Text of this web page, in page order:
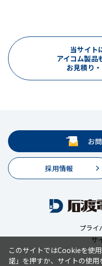
当サイト
アイコム製品
お見積り
お
採用情報
プライ
サ
このサイトではCookieを使
諾」を押すか、サイトの使